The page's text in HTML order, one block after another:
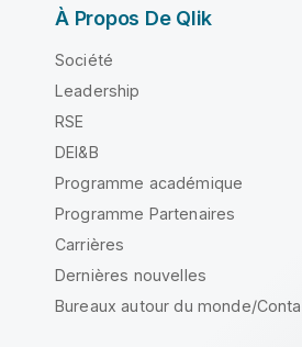
À Propos De Qlik
Société
Leadership
RSE
DEI&B
Programme académique
Programme Partenaires
Carrières
Dernières nouvelles
Bureaux autour du monde/